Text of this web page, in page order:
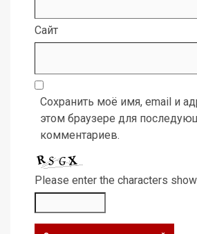
Сайт
Сохранить моё имя, email и
этом браузере для
комментариев.
Please enter the characters